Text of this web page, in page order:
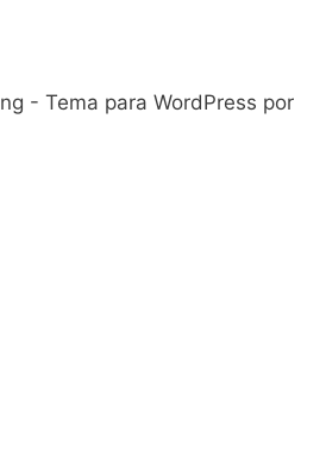
- Tema para WordPress por